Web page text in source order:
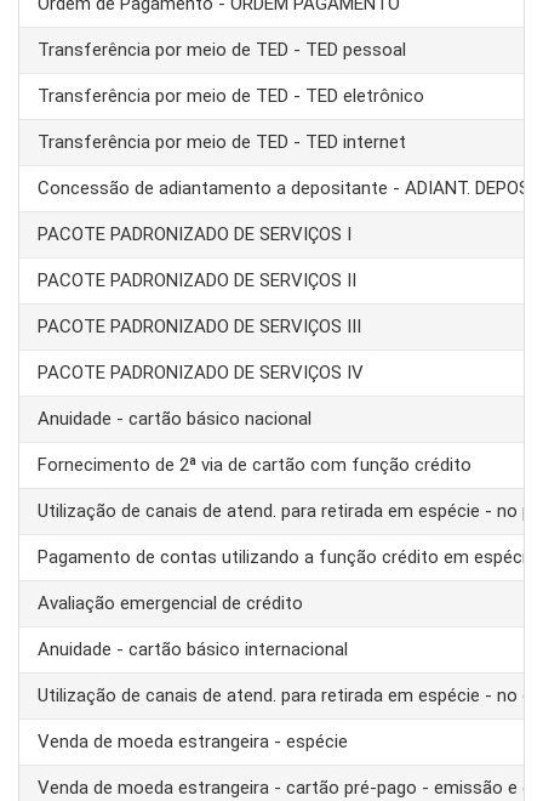
Transferência por meio de TED - TED pessoal
Transferência por meio de TED - TED eletrônico
Transferência por meio de TED - TED internet
Concessão de adiantamento a depositante - ADIANT.
PACOTE PADRONIZADO DE SERVIÇOS I
PACOTE PADRONIZADO DE SERVIÇOS II
PACOTE PADRONIZADO DE SERVIÇOS III
PACOTE PADRONIZADO DE SERVIÇOS IV
Anuidade - cartão básico nacional
Fornecimento de 2ª via de cartão com função crédito
Utilização de canais de atend. para retirada em espécie - no
Pagamento de contas utilizando a função crédito em espécie
Avaliação emergencial de crédito
Anuidade - cartão básico internacional
Utilização de canais de atend. para retirada em espécie - no
Venda de moeda estrangeira - espécie
Venda de moeda estrangeira - cartão pré-pago - emissão e